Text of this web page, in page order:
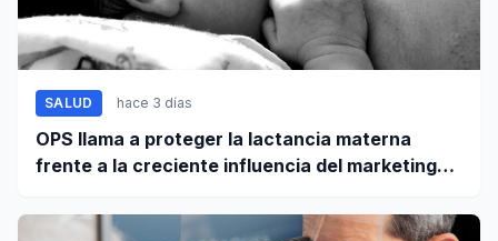
SALUD hace 3 días
OPS llama a proteger la lactancia materna
frente a la creciente influencia del marketing